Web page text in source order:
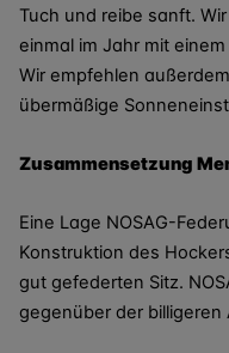
Tuch und reibe sanft.
einmal im Jahr mit
Wir empfehlen
übermäßige
Zusammensetzung
Eine Lage NOSAG-
Konstruktion des
gut gefederten Sitz.
gegenüber der billigeren